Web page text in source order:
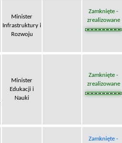
Minister
Infrastruktury i
Rozwoju
Zamknięte -
zrealizowane
Minister
Edukacji i
Nauki
Zamknięte -
zrealizowane
Zamknięte -